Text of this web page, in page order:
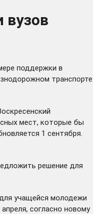
вузов
поддержки в
транспорте
мест, которые бы
1 сентября.
решение для
учащейся молодежи
согласно новому